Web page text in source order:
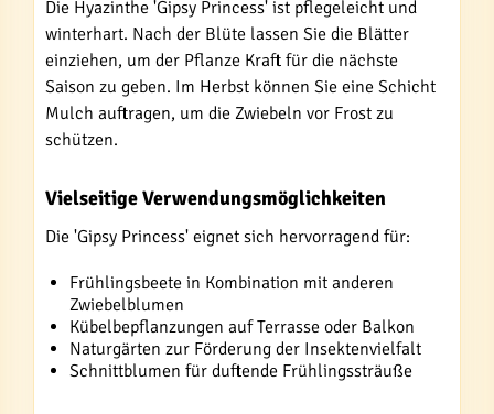
Die Hyazinthe 'Gipsy Princess' ist pflegeleicht und
winterhart. Nach der Blüte lassen Sie die Blätter
einziehen, um der Pflanze Kraft für die nächste
Saison zu geben. Im Herbst können Sie eine Schicht
Mulch auftragen, um die Zwiebeln vor Frost zu
schützen.
Vielseitige Verwendungsmöglichkeiten
Die 'Gipsy Princess' eignet sich hervorragend für:
Frühlingsbeete in Kombination mit anderen
Zwiebelblumen
Kübelbepflanzungen auf Terrasse oder Balkon
Naturgärten zur Förderung der Insektenvielfalt
Schnittblumen für duftende Frühlingssträuße